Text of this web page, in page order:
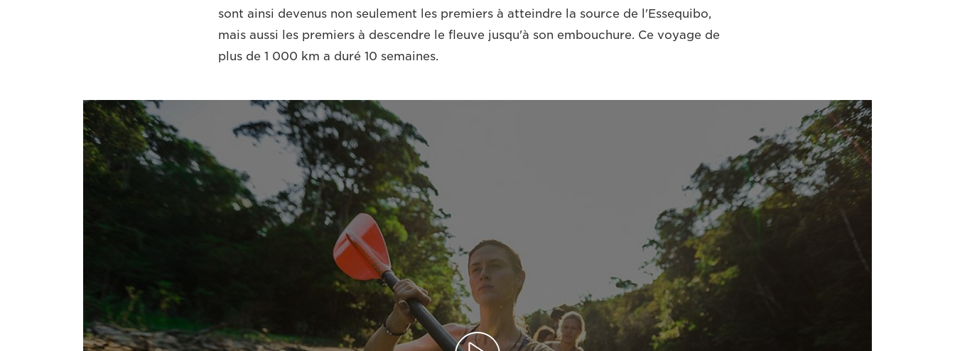
sont ainsi devenus non seulement les premiers à atteindre la source de l'Essequibo,
mais aussi les premiers à descendre le fleuve jusqu'à son embouchure. Ce voyage de
plus de 1 000 km a duré 10 semaines.